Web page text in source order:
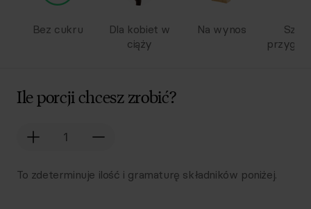
Bez cukru
Dla kobiet w
ciąży
Na wynos
Ile porcji chcesz zrobić?
To zdeterminuje ilość i gramaturę składników poniżej.